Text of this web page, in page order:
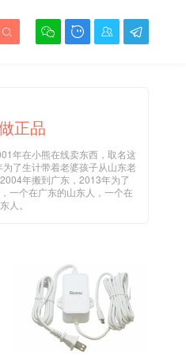
   

正品
年在小熊在线卖东西，取名这
了生计带着老婆孩子从山东老
年搬到广东，2013年为了
一个在广东的山东人，一个在
人。